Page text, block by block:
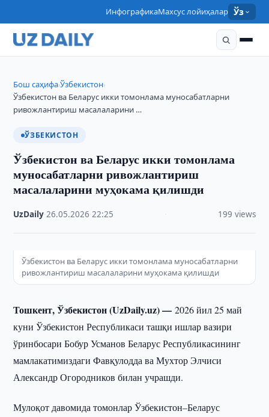
ИнфографикаМахсус лойиҳалар Ўз
Бош саҳифа›Ўзбекистон›
Ўзбекистон ва Беларус икки томонлама муносабатларни
ривожлантириш масалаларини …
ЎЗБЕКИСТОН
Ўзбекистон ва Беларус икки томонлама
муносабатларни ривожлантириш
масалаларини муҳокама қилишди
UzDaily ·26.05.2026 ·22:25 199 views
Ўзбекистон ва Беларус икки томонлама муносабатларни
ривожлантириш масалаларини муҳокама қилишди
Тошкент, Ўзбекистон (UzDaily.uz) —2026 йил 25 май
куни Ўзбекистон Республикаси ташқи ишлар вазири
ўринбосари Бобур Усманов Беларус Республикасининг
мамлакатимиздаги Фавқулодда ва Мухтор Элчиси
Александр Огородников билан учрашди.
Мулоқот давомида томонлар Ўзбекистон–Беларус